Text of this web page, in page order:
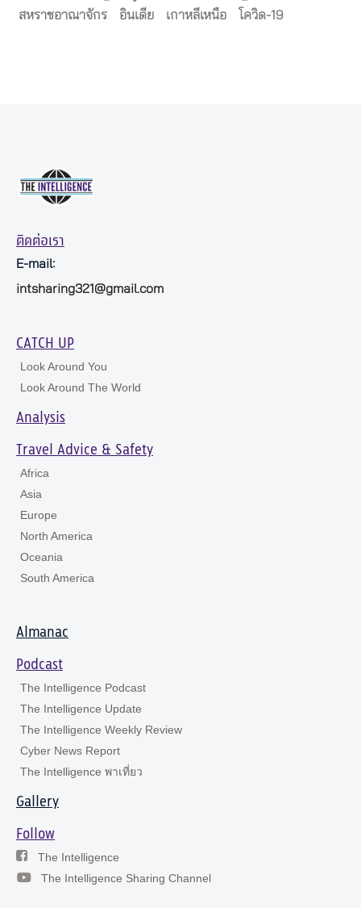
สหราชอาณาจักร
อินเดีย เกาหลีเหนือ โควิด-19
ติดต่อเรา
E-mail:
intsharing321@gmail.com
CATCH UP
Look Around You
Look Around The World
Analysis
Travel Advice & Safety
Africa
Asia
Europe
North America
Oceania
South America
Almanac
Podcast
The Intelligence Podcast
The Intelligence Update
The Intelligence Weekly Review
Cyber News Report
The Intelligence พาเที่ยว
Gallery
Follow
The Intelligence
The Intelligence Sharing Channel